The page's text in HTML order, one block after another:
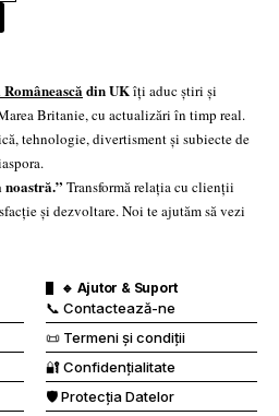
Româneascădin UKîți aduc știri și
Britanie, cu actualizări în timp real.
tehnologie, divertisment și subiecte de
noastră.” Transformă relația cu clienții
și dezvoltare. Noi te ajutăm să vezi
🔹 Ajutor & Suport
📞 Contactează-ne
📜 Termeni și condiții
🔐 Confidențialitate
🛡️ Protecția Datelor